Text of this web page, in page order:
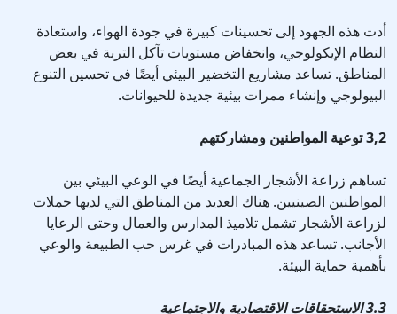
أدت هذه الجهود إلى تحسينات كبيرة في جودة الهواء، واستعادة
النظام الإيكولوجي، وانخفاض مستويات تآكل التربة في بعض
المناطق. تساعد مشاريع التخضير البيئي أيضًا في تحسين التنوع
البيولوجي وإنشاء ممرات بيئية جديدة للحيوانات.
3,2 توعية المواطنين ومشاركتهم
تساهم زراعة الأشجار الجماعية أيضًا في الوعي البيئي بين
المواطنين الصينيين. هناك العديد من المناطق التي لديها حملات
لزراعة الأشجار تشمل تلاميذ المدارس والعمال وحتى الرعايا
الأجانب. تساعد هذه المبادرات في غرس حب الطبيعة والوعي
بأهمية حماية البيئة.
3.3 الاستحقاقات الاقتصادية والاجتماعية